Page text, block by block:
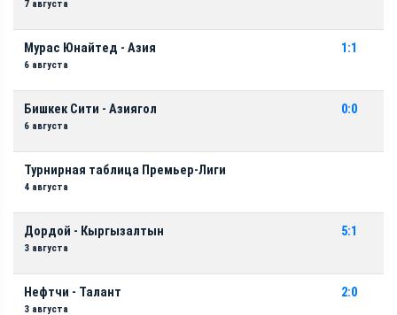
7 августа
Мурас Юнайтед - Азия
6 августа
1:1
Бишкек Сити - Азиягол
6 августа
0:0
Турнирная таблица Премьер-Лиги
4 августа
Дордой - Кыргызалтын
3 августа
5:1
Нефтчи - Талант
3 августа
2:0